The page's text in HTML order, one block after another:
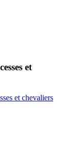
et
et chevaliers